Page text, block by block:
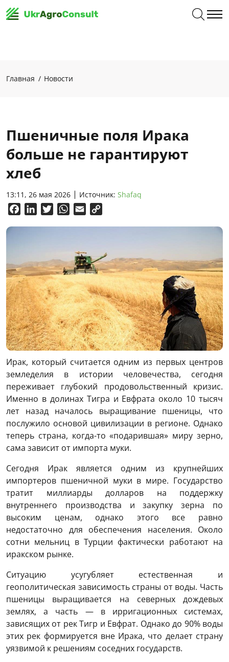
Главная Новости
Пшеничные поля Ирака
больше не гарантируют
хлеб
13:11, 26 мая 2026 Источник: Shafaq
FacebookLinkedInTwitterWhatsApp
Email
Ирак, который считается одним из первых центров
земледелия в истории человечества, сегодня
переживает глубокий продовольственный кризис.
Именно в долинах Тигра и Евфрата около 10 тысяч
лет назад началось выращивание пшеницы, что
послужило основой цивилизации в регионе. Однако
теперь страна, когда-то «подарившая» миру зерно,
сама зависит от импорта муки.
Сегодня Ирак является одним из крупнейших
импортеров пшеничной муки в мире. Государство
тратит миллиарды долларов на поддержку
внутреннего производства и закупку зерна по
высоким ценам, однако этого все равно
недостаточно для обеспечения населения. Около
сотни мельниц в Турции фактически работают на
иракском рынке.
Ситуацию усугубляет естественная и
геополитическая зависимость страны от воды. Часть
пшеницы выращивается на северных дождевых
землях, а часть — в ирригационных системах,
зависящих от рек Тигр и Евфрат. Однако до 90% воды
этих рек формируется вне Ирака, что делает страну
уязвимой к решениям соседних государств.